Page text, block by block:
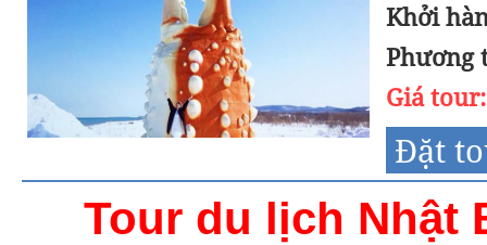
Khởi
Phương
Giá
Đặt
Tour du lịch Nhật